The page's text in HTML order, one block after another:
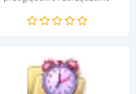
Windows. Program zbiera